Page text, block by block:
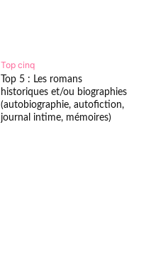
Top cinq
Top 5 : Les romans
historiques et/ou biographies
(autobiographie, autofiction,
journal intime, mémoires)